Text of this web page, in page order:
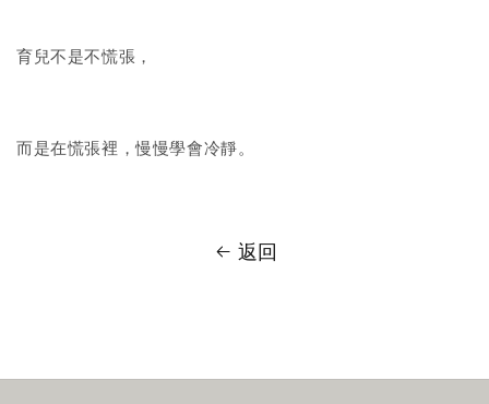
育兒不是不慌張，
而是在慌張裡，慢慢學會冷靜。
返回